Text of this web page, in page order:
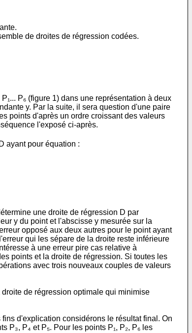
de droites de régression codées.
P₆ (figure 1) dans une représentation à deux
y. Par la suite, il sera question d'une paire
points d'après un ordre croissant des valeurs
l'exposé ci-après.
ayant pour équation :
une droite de régression D par
y du point et l'abscisse y mesurée sur la
opposé aux deux autres pour le point ayant
qui les sépare de la droite reste inférieure
à une erreur pire cas relative à
points et la droite de régression. Si toutes les
avec trois nouveaux couples de valeurs
de régression optimale qui minimise
d'explication considérons le résultat final. On
P₄ et P₅. Pour les points P₁, P₂, P₆ les